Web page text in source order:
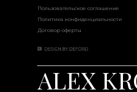
ALEX
Пользовательское соглашение
Политика конфиденциальности
Договор оферты